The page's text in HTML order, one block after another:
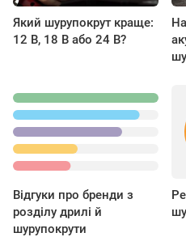
Який шурупокрут краще:
12 В, 18 В або 24 В?
Відгуки про бренди з
розділу дрилі й
шурупокрути